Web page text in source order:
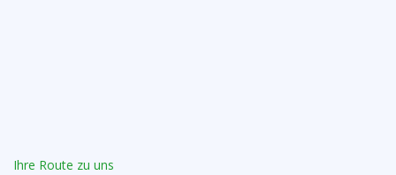
Ihre Route zu uns